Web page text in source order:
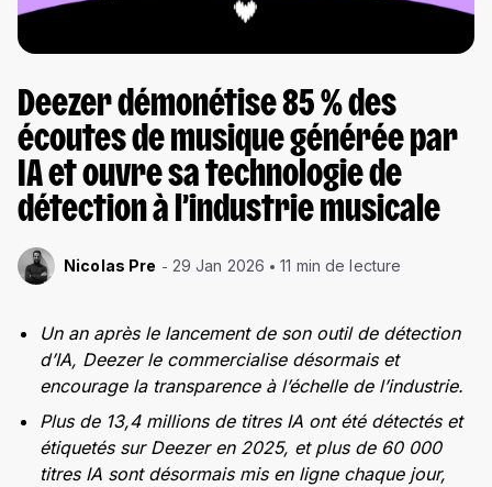
Deezer démonétise 85 % des
écoutes de musique générée par
IA et ouvre sa technologie de
détection à l’industrie musicale
Nicolas Pre 29 Jan 2026 11 min de lecture
Un an après le lancement de son outil de détection
d’IA, Deezer le commercialise désormais et
encourage la transparence à l’échelle de l’industrie.
Plus de 13,4 millions de titres IA ont été détectés et
étiquetés sur Deezer en 2025, et plus de 60 000
titres IA sont désormais mis en ligne chaque jour,